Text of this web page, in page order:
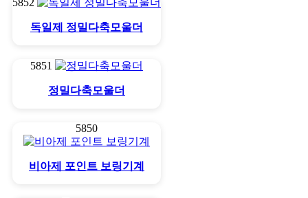
5852
독일제 정밀다축모울더
5851
정밀다축모울더
5850
비아제 포인트 보링기계